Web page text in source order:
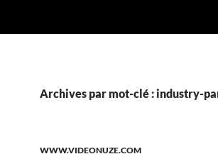
Archives par mot-clé : industry-
WWW.VIDEONUZE.COM